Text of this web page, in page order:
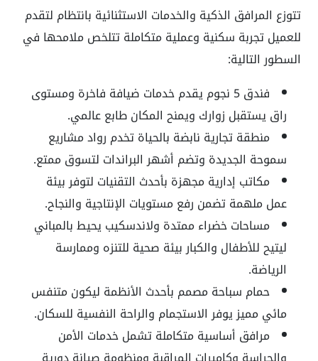
تتوزع المرافق الذكية والخدمات الاستثنائية بانتظام لتقدم
للعميل تجربة سكنية وعملية متكاملة تتلخص ملامحها في
السطور التالية:
فندق 5 نجوم يقدم خدمات ضيافة فاخرة ومستوى
راق يستقبل زوارك ويمنح المكان طابع عالمي.
منطقة تجارية نابضة بالحياة تخدم رواد مشاريع
سموحة الجديدة وتضم أشهر البراندات لتسوق ممتع.
مكاتب إدارية مجهزة بأحدث التقنيات لتوفر بيئة
عمل ملهمة تضمن رفع مستويات الإنتاجية والنجاح.
مساحات خضراء ممتدة ولاندسكيب يحيط بالمباني
ليتيح للأطفال والكبار بيئة صحية للتنزه وممارسة
الرياضة.
حمام سباحة مصمم بأحدث الأنظمة ليكون متنفس
مائي مميز يوفر الاستجمام والراحة النفسية للسكان.
مرافق أساسية متكاملة تشمل خدمات الأمن